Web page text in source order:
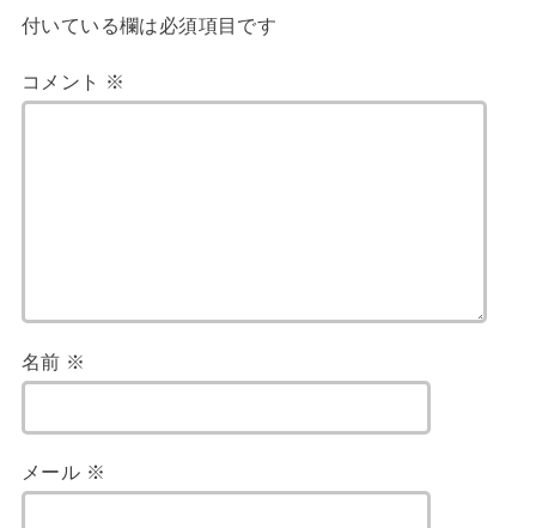
付いている欄は必須項目です
コメント ※
名前 ※
メール ※